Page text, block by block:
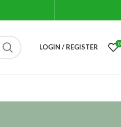
LOGIN / REGISTER 0